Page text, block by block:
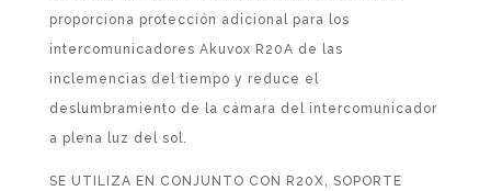
proporciona protección adicional para los
intercomunicadores Akuvox R20A de las
inclemencias del tiempo y reduce el
deslumbramiento de la cámara del intercomunicador
a plena luz del sol.
SE UTILIZA EN CONJUNTO CON R20X, SOPORTE